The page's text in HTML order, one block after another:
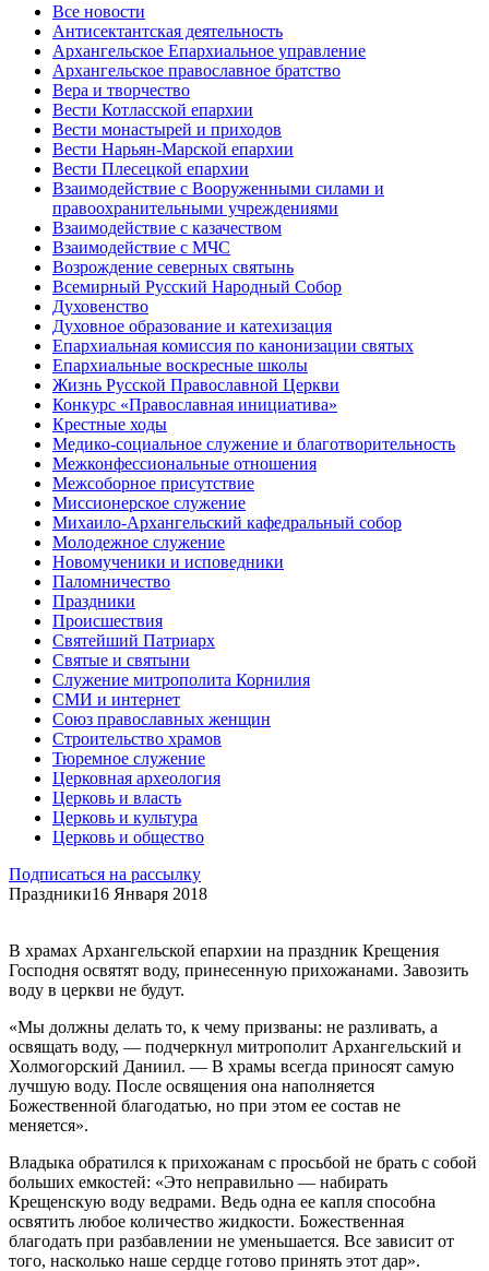
Все новости
Антисектантская деятельность
Архангельское Епархиальное управление
Архангельское православное братство
Вера и творчество
Вести Котласской епархии
Вести монастырей и приходов
Вести Нарьян-Марской епархии
Вести Плесецкой епархии
Взаимодействие с Вооруженными силами и
правоохранительными учреждениями
Взаимодействие с казачеством
Взаимодействие с МЧС
Возрождение северных святынь
Всемирный Русский Народный Собор
Духовенство
Духовное образование и катехизация
Епархиальная комиссия по канонизации святых
Епархиальные воскресные школы
Жизнь Русской Православной Церкви
Конкурс «Православная инициатива»
Крестные ходы
Медико-социальное служение и благотворительность
Межконфессиональные отношения
Межсоборное присутствие
Миссионерское служение
Михаило-Архангельский кафедральный собор
Молодежное служение
Новомученики и исповедники
Паломничество
Праздники
Происшествия
Святейший Патриарх
Святые и святыни
Служение митрополита Корнилия
СМИ и интернет
Союз православных женщин
Строительство храмов
Тюремное служение
Церковная археология
Церковь и власть
Церковь и культура
Церковь и общество
Подписаться на рассылку
Праздники16 Января 2018
В храмах Архангельской епархии на праздник Крещения
Господня освятят воду, принесенную прихожанами. Завозить
воду в церкви не будут.
«Мы должны делать то, к чему призваны: не разливать, а
освящать воду, — подчеркнул митрополит Архангельский и
Холмогорский Даниил. — В храмы всегда приносят самую
лучшую воду. После освящения она наполняется
Божественной благодатью, но при этом ее состав не
меняется».
Владыка обратился к прихожанам с просьбой не брать с собой
больших емкостей: «Это неправильно — набирать
Крещенскую воду ведрами. Ведь одна ее капля способна
освятить любое количество жидкости. Божественная
благодать при разбавлении не уменьшается. Все зависит от
того, насколько наше сердце готово принять этот дар».